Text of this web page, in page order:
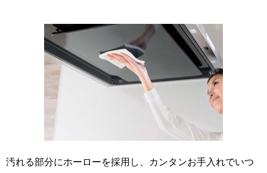
汚れる部分にホーローを採用し、カンタンお手入れでいつ